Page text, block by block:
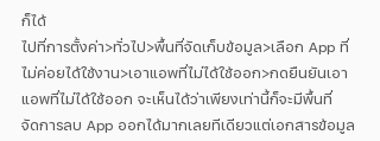
ก็ได้
ไปที่การตั้งค่า>ทั่วไป>พื้นที่จัดเก็บข้อมูล>เลือก App ที่
ไม่ค่อยได้ใช้งาน>เอาแอพที่ไม่ได้ใช้ออก>กดยืนยันเอา
แอพที่ไม่ได้ใช้ออก จะเห็นได้ว่าเพียงเท่านี้ก็จะมีพื้นที่
จัดการลบ App ออกได้มากเลยทีเดียวแต่เอกสารข้อมูล